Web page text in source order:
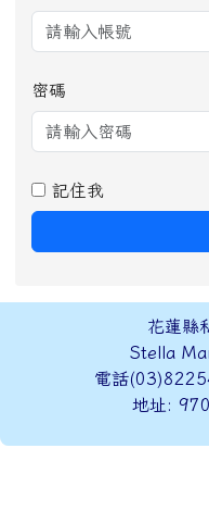
密碼
記住我
頁尾區域內容
花蓮縣
Stella
電話
地址: